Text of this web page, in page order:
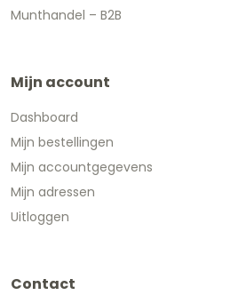
Munthandel – B2B
Mijn account
Dashboard
Mijn bestellingen
Mijn accountgegevens
Mijn adressen
Uitloggen
Contact